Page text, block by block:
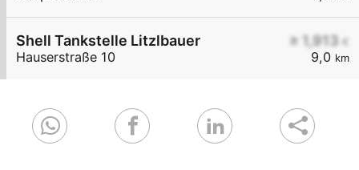
≥ 1,913 €
9,0 km
Shell Tankstelle Litzlbauer
Hauserstraße 10